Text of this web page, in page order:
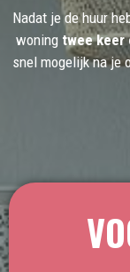
Nadat je de huur
woning twee
snel mogelijk na je